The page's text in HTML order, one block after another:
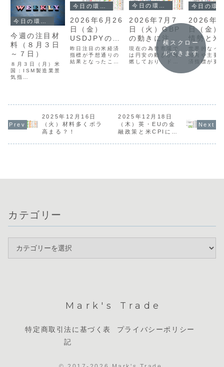
今週の注目材
料（８月３日
～７日）
８月３日（月）米
国：ISM製造業景
気指
米国：JOLTS求人
件数 ５日
（水）米国：ADP
雇用者数、ISM非
2026年6月26
日（金）
USDJPYの上
値限界に警
戒？
昨日注目の米経済
指標が予想通りの
結果となったこと
162円付近では政
府の介入への警戒
感が強く、上値の
重い状況です。多
2026年7月7
日（火）GBP
の動きに注
目！
現在の為替市場で
は円安の動きが再
燃しており、ドル
円は162円台に乗
せています。特に
す。通貨相関を見
てもポンドと豪ド
ルの強さが目立つ
一方、円とドルは
2026年
日（金）
情勢と米
当局発言
意！
世界的なイ
傾向や主要
済指標が更
る中、市場
向が今後の
値を左右す
横スクロー
ルできます
2025年12月16日
（火）材料多くボラ
高まる？！
2025年12月18日
（木）英・EUの金
融政策と米CPIに注
カテゴリー
Mark's Trade
特定商取引法に基づく表
記
プライバシーポリシー